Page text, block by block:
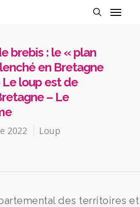
brebis : le « plan
en Bretagne
Le loup est de
– Le
2022 Loup
des territoires et